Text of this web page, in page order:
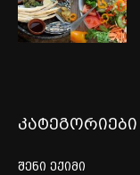
კატეგორიები
შენი ექიმი